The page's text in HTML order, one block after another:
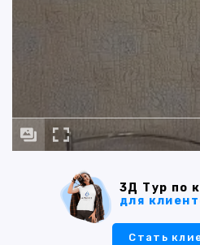
3Д Тур по
для
Стать